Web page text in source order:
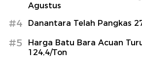
Agustus
#4 Danantara Telah Pangkas
#5
Harga Batu Bara Acuan
124,4/Ton